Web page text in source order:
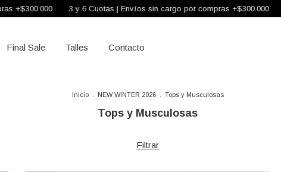
3 y 6 Cuotas | Envíos sin cargo por compras +$300.000 3 y 6 Cuotas
Final Sale Talles Contacto
Inicio NEW WINTER 2026 Tops y Musculosas
Tops y Musculosas
Filtrar